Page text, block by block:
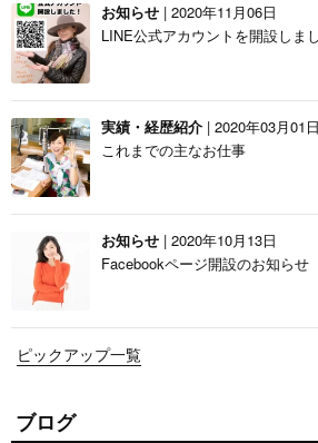
お知らせ | 2020年11月06日
LINE公式アカウントを開設しま
実績・経歴紹介 | 2020年03月01日
これまでの主なお仕事
お知らせ | 2020年10月13日
Facebookページ開設のお知らせ
ピックアップ一覧
ブログ